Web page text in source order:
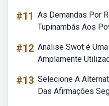
#11 As Demandas Por
Tupinambás Aos
#12 Análise Swot é
Amplamente
#13 Selecione A
Das Afirmações